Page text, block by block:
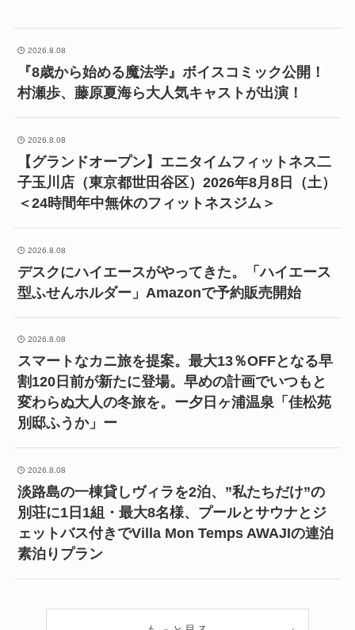
2026.8.08
『8歳から始める魔法学』ボイスコミック公開！
村瀬歩、藤原夏海ら大人気キャストが出演！
2026.8.08
【グランドオープン】エニタイムフィットネス二
子玉川店（東京都世田谷区）2026年8月8日（土）
＜24時間年中無休のフィットネスジム＞
2026.8.08
デスクにハイエースがやってきた。「ハイエース
型ふせんホルダー」Amazonで予約販売開始
2026.8.08
スマートなカニ旅を提案。最大13％OFFとなる早
割120日前が新たに登場。早めの計画でいつもと
変わらぬ大人の冬旅を。ー夕日ヶ浦温泉「佳松苑
別邸ふうか」ー
2026.8.08
淡路島の一棟貸しヴィラを2泊、”私たちだけ”の
別荘に1日1組・最大8名様、プールとサウナとジ
ェットバス付きでVilla Mon Temps AWAJIの連泊
素泊りプラン